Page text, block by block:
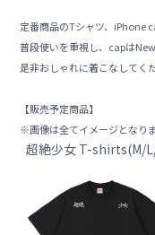
定番商品のTシャツ、iPhone
普段使いを重視し、capは
是非おしゃれに着こなしてく
【販売予定商品】
※画像は全てイメージとなりま
超絶少女 T-shirts(M/